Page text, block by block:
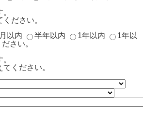
ださい。
以内 半年以内 1年以内
1年以
さい。
ください。